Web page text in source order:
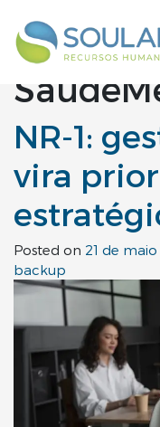
NR-1:
vira
Posted on 21 de
backup